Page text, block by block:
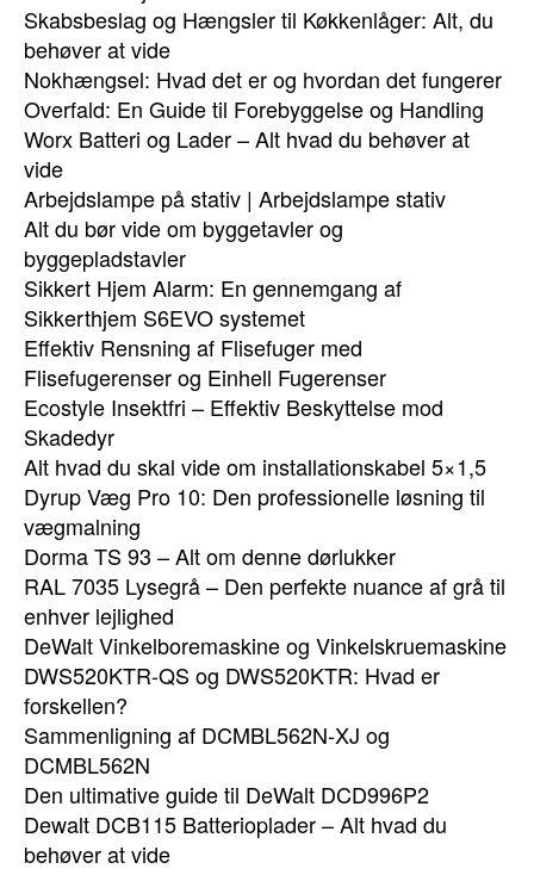
Skabsbeslag og Hængsler til Køkkenlåger: Alt, du
behøver at vide
Nokhængsel: Hvad det er og hvordan det fungerer
Overfald: En Guide til Forebyggelse og Handling
Worx Batteri og Lader – Alt hvad du behøver at
vide
Arbejdslampe på stativ | Arbejdslampe stativ
Alt du bør vide om byggetavler og
byggepladstavler
Sikkert Hjem Alarm: En gennemgang af
Sikkerthjem S6EVO systemet
Effektiv Rensning af Flisefuger med
Flisefugerenser og Einhell Fugerenser
Ecostyle Insektfri – Effektiv Beskyttelse mod
Skadedyr
Alt hvad du skal vide om installationskabel 5×1,5
Dyrup Væg Pro 10: Den professionelle løsning til
vægmalning
Dorma TS 93 – Alt om denne dørlukker
RAL 7035 Lysegrå – Den perfekte nuance af grå til
enhver lejlighed
DeWalt Vinkelboremaskine og Vinkelskruemaskine
DWS520KTR-QS og DWS520KTR: Hvad er
forskellen?
Sammenligning af DCMBL562N-XJ og
DCMBL562N
Den ultimative guide til DeWalt DCD996P2
Dewalt DCB115 Batterioplader – Alt hvad du
behøver at vide